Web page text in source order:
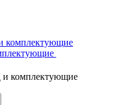
комплектующие
комплектующие